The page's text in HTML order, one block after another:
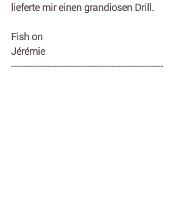
lieferte mir einen grandiosen Drill.
Fish on
Jérémie
--------------------------------------------------